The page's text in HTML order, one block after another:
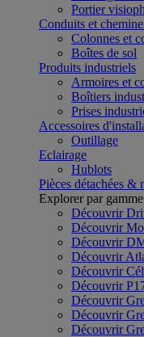
Portier
Conduits et
Colonnes et
Boîtes de sol
Produits industriels
Armoires et
Boîtiers
Prises
Accessoires
Outillage
Eclairage
Hublots
Pièces détachées &
Explorer par gamme
Découvrir
Découvrir
Découvrir
Découvrir
Découvrir
Découvrir
Découvrir
Découvrir
Découvrir